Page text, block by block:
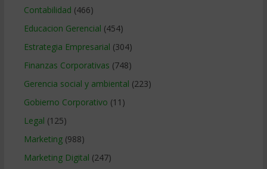
Contabilidad (466)
Educacion Gerencial (454)
Estrategia Empresarial (304)
Finanzas Corporativas (748)
Gerencia social y ambiental (223)
Gobierno Corporativo (11)
Legal (125)
Marketing(988)
Marketing Digital (247)